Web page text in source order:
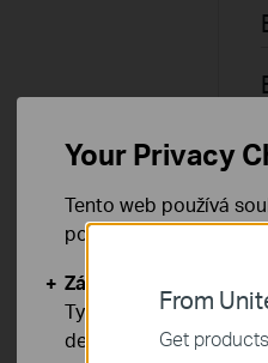
From
Get
Your Privacy
Tento web používá
používáním našich
Základní cookies
Tyto cookies jsou
deaktivovat.